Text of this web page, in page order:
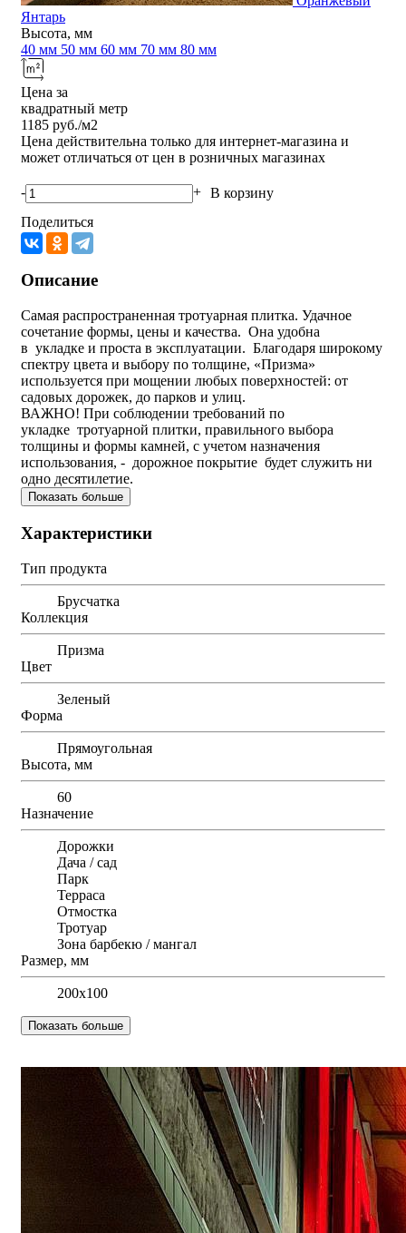
Янтарь
Высота, мм
40 мм 50 мм 60 мм 70 мм 80 мм
Цена за
квадратный метр
1185 руб./м2
Цена действительна только для интернет-магазина и
может отличаться от цен в розничных магазинах
- + В корзину
Поделиться
Описание
Самая распространенная тротуарная плитка. Удачное
сочетание формы, цены и качества. Она удобна
в укладке и проста в эксплуатации. Благодаря широкому
спектру цвета и выбору по толщине, «Призма»
используется при мощении любых поверхностей: от
садовых дорожек, до парков и улиц.
ВАЖНО! При соблюдении требований по
укладке тротуарной плитки, правильного выбора
толщины и формы камней, с учетом назначения
использования, - дорожное покрытие будет служить ни
одно десятилетие.
Показать больше
Характеристики
Тип продукта
Брусчатка
Коллекция
Призма
Цвет
Зеленый
Форма
Прямоугольная
Высота, мм
60
Назначение
Дорожки
Дача / сад
Парк
Терраса
Отмостка
Тротуар
Зона барбекю / мангал
Размер, мм
200х100
Показать больше